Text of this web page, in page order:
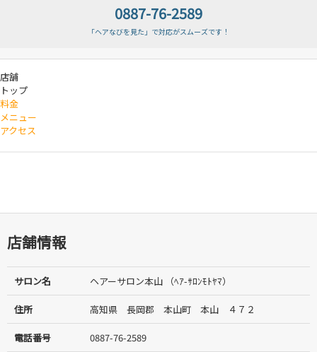
0887-76-2589
「ヘアなびを見た」で対応がスムーズです！
店舗
トップ
料金
メニュー
アクセス
店舗情報
サロン名 ヘアーサロン本山 （ﾍｱ-ｻﾛﾝﾓﾄﾔﾏ）
住所 高知県 長岡郡 本山町 本山 ４７２
電話番号 0887-76-2589